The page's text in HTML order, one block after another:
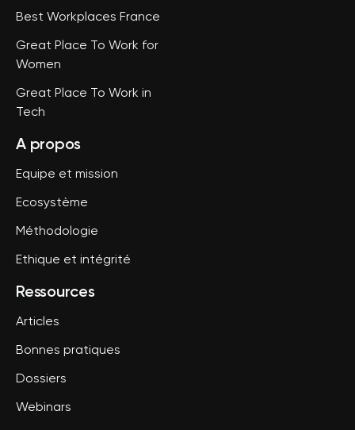
Best Workplaces France
Great Place To Work for
Women
Great Place To Work in
Tech
A propos
Equipe et mission
Ecosystème
Méthodologie
Ethique et intégrité
Ressources
Articles
Bonnes pratiques
Dossiers
Webinars